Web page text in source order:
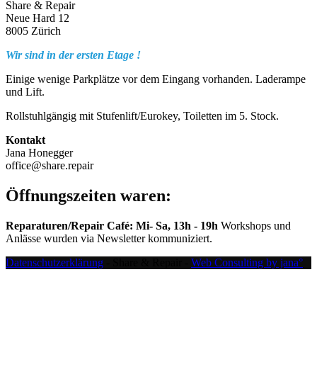
Share & Repair
Neue Hard 12
8005 Zürich
Wir sind in der ersten Etage !
Einige wenige Parkplätze vor dem Eingang vorhanden. Laderampe
und Lift.
Rollstuhlgängig mit Stufenlift/Eurokey, Toiletten im 5. Stock.
Kontakt
Jana Honegger
office@share.repair
Öffnungszeiten waren:
Reparaturen/Repair Café: Mi- Sa, 13h - 19h Workshops und
Anlässe wurden via Newsletter kommuniziert.
Datenschutzerklärung
Web Consulting by jana°